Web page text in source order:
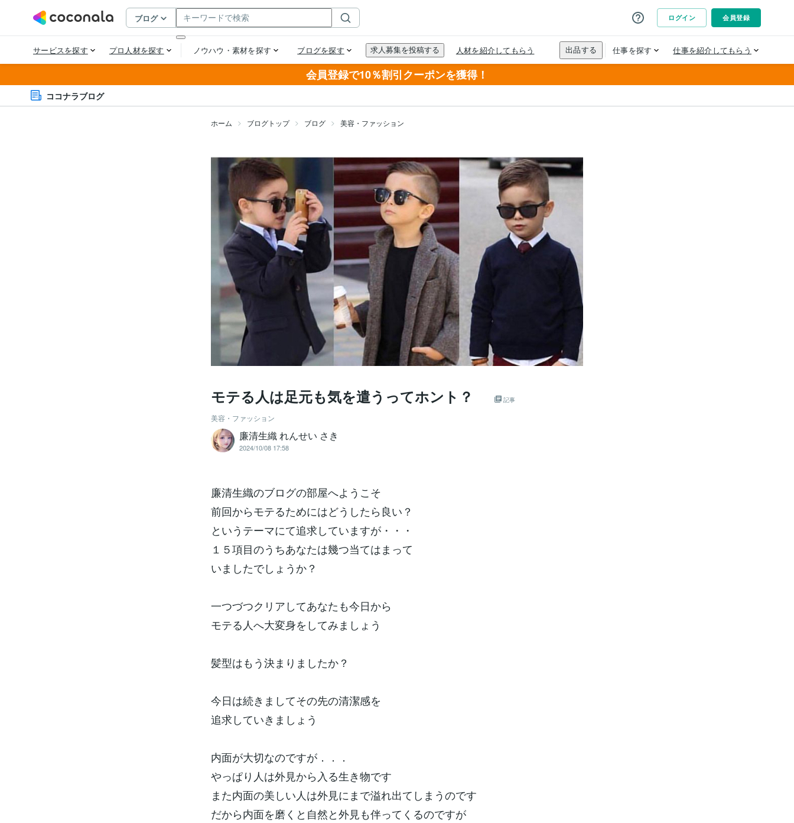
会員登録で10％割引クーポンを獲得！
ココナラブログ
ホーム ブログトップ ブログ 美容・ファッション
モテる人は足元も気を遣うってホント？ 記事
美容・ファッション
廉清生織 れんせい さき
2024/10/08 17:58
廉清生織のブログの部屋へようこそ
前回からモテるためにはどうしたら良い？
というテーマにて追求していますが・・・
１５項目のうちあなたは幾つ当てはまって
いましたでしょうか？
一つづつクリアしてあなたも今日から
モテる人へ大変身をしてみましょう
髪型はもう決まりましたか？
今日は続きましてその先の清潔感を
追求していきましょう
内面が大切なのですが．．．
やっぱり人は外見から入る生き物です
また内面の美しい人は外見にまで溢れ出てしまうのです
だから内面を磨くと自然と外見も伴ってくるのですが